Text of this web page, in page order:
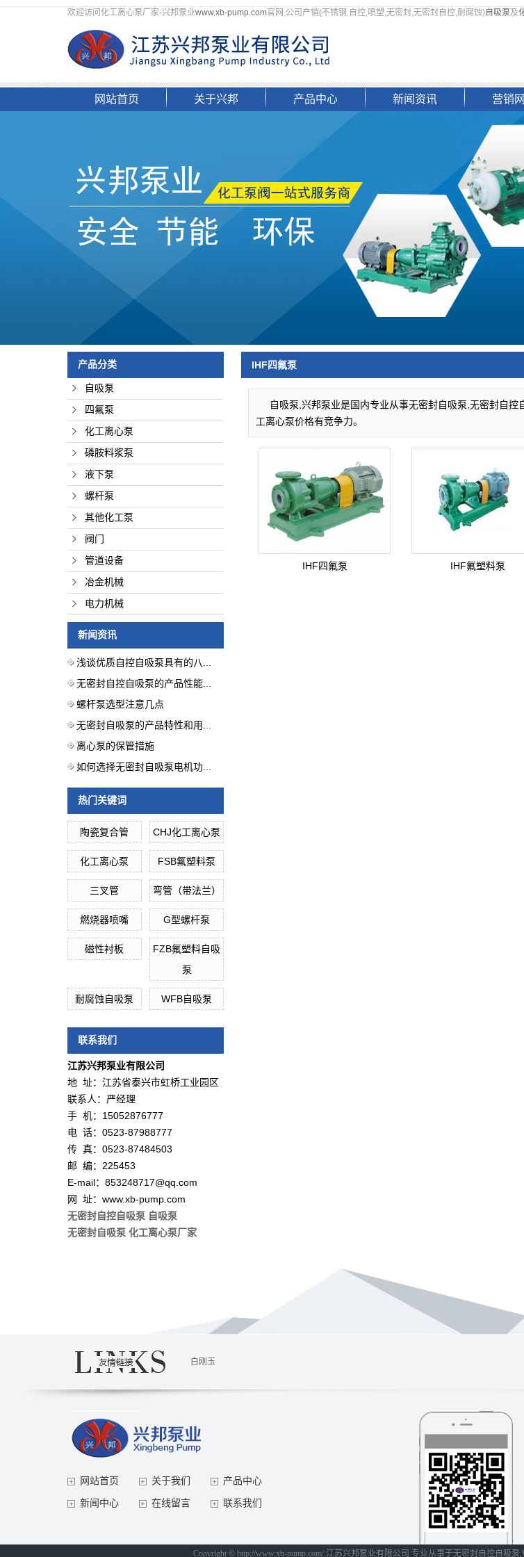
欢迎访问化工离心泵厂家-兴邦泵业www.xb-pump.com官网,公司产销(不锈钢,自控,喷塑,无密封,无密封自控,耐腐蚀) 自吸泵及
网站首页 关于兴邦
资质荣誉
文化理念
企业掠影
联系我们
产品中心
四氟泵
磷胺料浆泵
液下泵
螺杆泵
其他化工泵
阀门
冶金机械
电力机械
新闻资讯
常见问题
发货通知
营销
国内
产品分类
自吸泵
四氟泵
化工离心泵
磷胺料浆泵
液下泵
螺杆泵
其他化工泵
阀门
管道设备
冶金机械
电力机械
新闻资讯
浅谈优质自控自吸泵具有的八...
无密封自控自吸泵的产品性能...
螺杆泵选型注意几点
无密封自吸泵的产品特性和用...
离心泵的保管措施
如何选择无密封自吸泵电机功...
热门关键词
陶瓷复合管 CHJ化工离心泵
化工离心泵 FSB氟塑料泵
三叉管 弯管（带法兰）
燃烧器喷嘴 G型螺杆泵
磁性衬板
FZB氟塑料自吸
泵
耐腐蚀自吸泵 WFB自吸泵
联系我们
江苏兴邦泵业有限公司
地 址：江苏省泰兴市虹桥工业园区
联系人：严经理
手 机：15052876777
电 话：0523-87988777
传 真：0523-87484503
邮 编：225453
E-mail：853248717@qq.com
网 址：www.xb-pump.com
无密封自控自吸泵 自吸泵
无密封自吸泵 化工离心泵厂家
IHF四氟泵
自吸泵,兴邦泵业是国内专业从事无密封自吸泵,无密封自
工离心泵价格有竞争力。
IHF四氟泵 IHF氟塑料泵
白刚玉
网站首页 关于我们 产品中心
新闻中心 在线留言 联系我们
Copyright © http://www.xb-pump.com/ 江苏兴邦泵业有限公司 专业从事于无密封自控自吸泵,